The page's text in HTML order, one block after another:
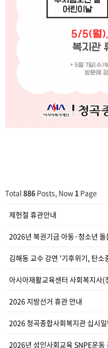
Total 886 Posts, Now 1 Page
제헌절 휴관안내
2026년 복권기금 아동·청소년
김해동 교수 강연 '기후위기, 탄
아시아재활교육센터 사회복지사
2026 지방선거 휴관 안내
2026 청곡종합사회복지관 십시
2026년 성인사회교육 SNPE운동